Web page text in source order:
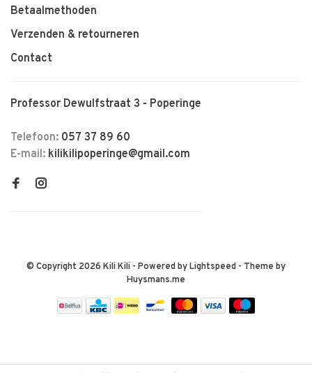
Betaalmethoden
Verzenden & retourneren
Contact
Professor Dewulfstraat 3 - Poperinge
Telefoon: 057 37 89 60
E-mail: kilikilipoperinge@gmail.com
© Copyright 2026 Kili Kili - Powered byLightspeed - Theme by
Huysmans.me